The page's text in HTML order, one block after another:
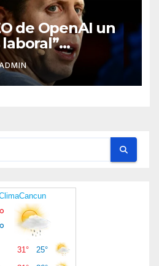
de OpenAI un
la Inteligencia